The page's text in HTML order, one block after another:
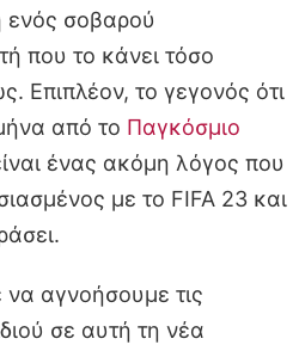
ενός σοβαρού
που το κάνει τόσο
Επιπλέον, το γεγονός ότι
από το Παγκόσμιο
ένας ακόμη λόγος που
με το FIFA 23 και
αγνοήσουμε τις
σε αυτή τη νέα